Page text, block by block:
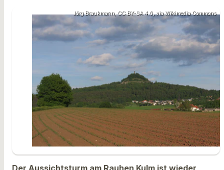
Jörg Braukmann, CC BY-SA 4.0, via Wikimedia Commons
Der Aussichtsturm am Rauhen Kulm ist wieder